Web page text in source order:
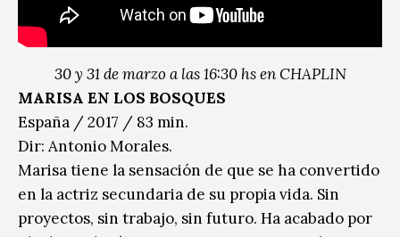
30 y 31 de marzo a las 16:30 hs en CHAPLIN
MARISA EN LOS BOSQUES
España / 2017 / 83 min.
Dir: Antonio Morales.
Marisa tiene la sensación de que se ha convertido
en la actriz secundaria de su propia vida. Sin
proyectos, sin trabajo, sin futuro. Ha acabado por